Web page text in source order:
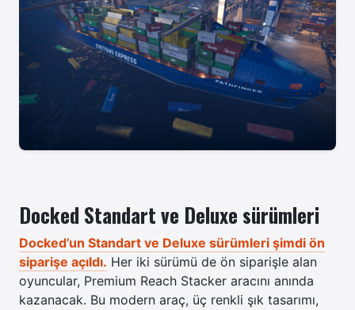
Docked Standart ve Deluxe sürümleri
Docked’un Standart ve Deluxe sürümleri şimdi ön
siparişe açıldı. Her iki sürümü de ön siparişle alan
oyuncular, Premium Reach Stacker aracını anında
kazanacak. Bu modern araç, üç renkli şık tasarımı,